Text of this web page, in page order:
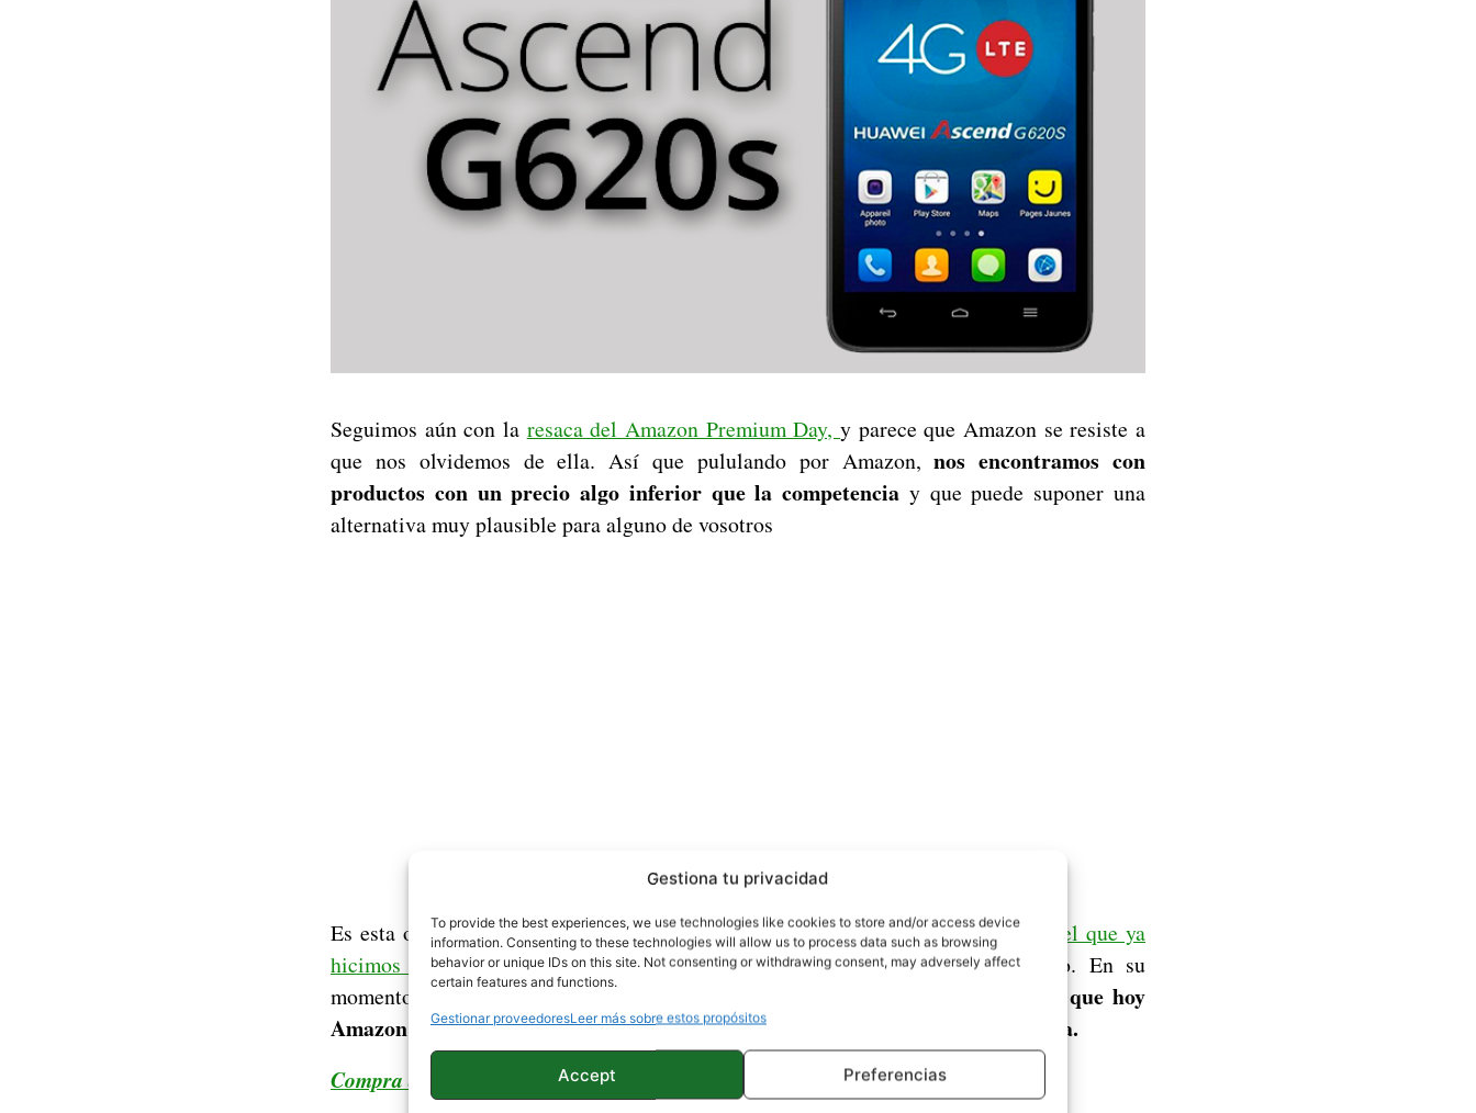
Gestiona tu privacidad
To provide the best experiences, we use technologies like cookies to store and/or access device
information. Consenting to these technologies will allow us to process data such as browsing
behavior or unique IDs on this site. Not consenting or withdrawing consent, may adversely affect
certain features and functions.
Gestionar proveedoresLeer más sobre estos propósitos
Accept Preferencias
Seguimos aún con la resaca del Amazon Premium Day,y parece que Amazon se resiste a
que nos olvidemos de ella. Así que pululando por Amazon,nos encontramos con
productos con un precio algo inferior que la competencia y que puede suponer una
alternativa muy plausible para alguno de vosotros
Es esta ocasión, nos hemos topado con el Huawei Ascend G620S,un terminal del que ya
hicimos su correspondiente análisis,y nos sorprendió por su calidad precio. En su
momento, hablaba de él por tener un precio inferior a los 130 euros.
Pero es que hoy
Amazon lo ha sacado a la venta por 109 euros: un precio muy a tener en cuenta.
Compra aquí el Huawei Ascend G620s